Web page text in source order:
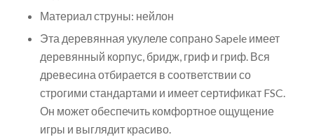
Материал струны: нейлон
Эта деревянная укулеле сопрано Sapele имеет
деревянный корпус, бридж, гриф и гриф. Вся
древесина отбирается в соответствии со
строгими стандартами и имеет сертификат FSC.
Он может обеспечить комфортное ощущение
игры и выглядит красиво.